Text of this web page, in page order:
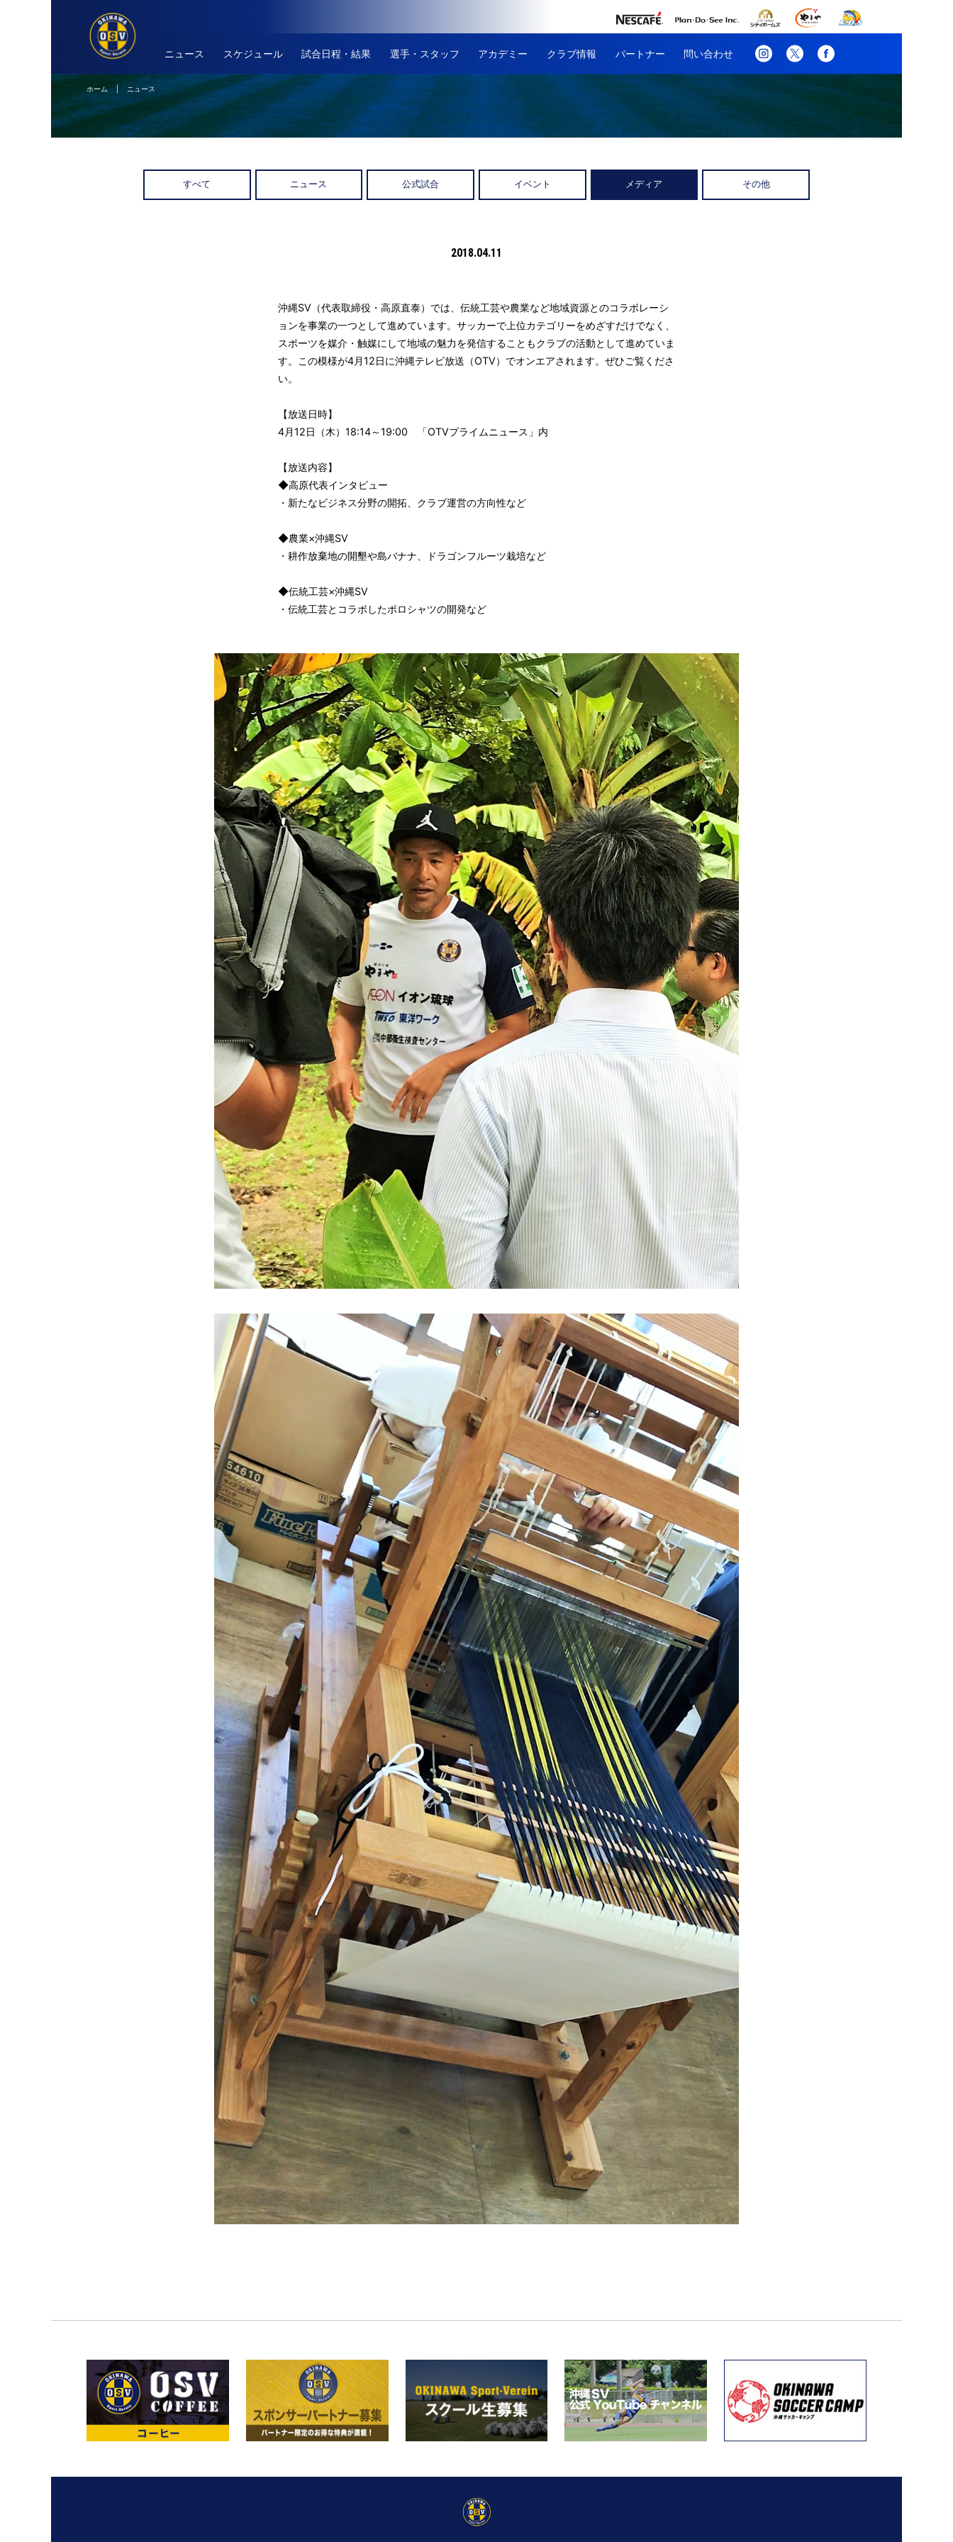
ニュース スケジュール 試合日程・結果 選手・スタッフ アカデミー クラブ情報 パートナー 問い合わせ
ホーム| ニュース
すべて ニュース 公式試合 イベント メディア その他
2018.04.11
沖縄SV（代表取締役・高原直泰）では、伝統工芸や農業など地域資源とのコラボレーシ
ョンを事業の一つとして進めています。サッカーで上位カテゴリーをめざすだけでなく、
スポーツを媒介・触媒にして地域の魅力を発信することもクラブの活動として進めていま
す。この模様が4月12日に沖縄テレビ放送（OTV）でオンエアされます。ぜひご覧くださ
い。
【放送日時】
4月12日（木）18:14～19:00 「OTVプライムニュース」内
【放送内容】
◆高原代表インタビュー
・新たなビジネス分野の開拓、クラブ運営の方向性など
◆農業×沖縄SV
・耕作放棄地の開墾や島バナナ、ドラゴンフルーツ栽培など
◆伝統工芸×沖縄SV
・伝統工芸とコラボしたポロシャツの開発など